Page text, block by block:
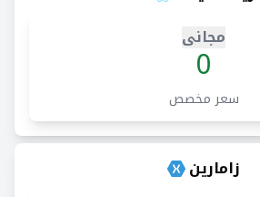
مجانى
0
سعر مخصص
زامارين